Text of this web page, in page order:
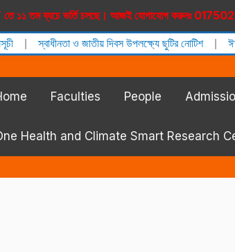
স্বাধীনতা ও জাতীয় দিবস উপলক্ষ্যে ছুটির নোটিশ | ঈদুল
Faculties People
Health and Climate Smart Research
তম ব্যচে ভর্তি চলছে। আজই যোগাযোগ করুনঃ